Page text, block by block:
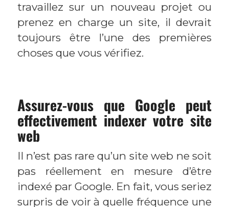
travaillez sur un nouveau projet ou
prenez en charge un site, il devrait
toujours être l’une des premières
choses que vous vérifiez.
Assurez-vous que Google peut
effectivement indexer votre site
web
Il n’est pas rare qu’un site web ne soit
pas réellement en mesure d’être
indexé par Google. En fait, vous seriez
surpris de voir à quelle fréquence une